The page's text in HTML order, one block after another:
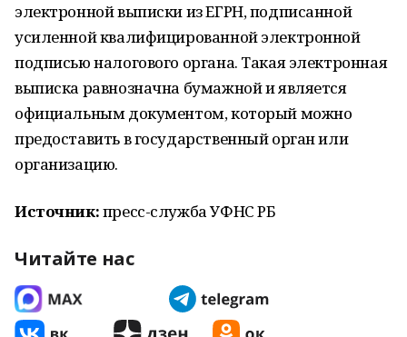
электронной выписки из ЕГРН, подписанной
усиленной квалифицированной электронной
подписью налогового органа. Такая электронная
выписка равнозначна бумажной и является
официальным документом, который можно
предоставить в государственный орган или
организацию.
Источник:пресс-служба УФНС РБ
Читайте нас